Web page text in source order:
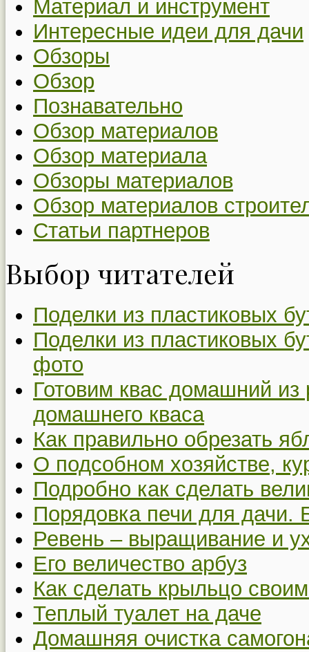
Материал и инструмент
Интересные идеи для дачи
Обзоры
Обзор
Познавательно
Обзор материалов
Обзор материала
Обзоры материалов
Обзор материалов
Статьи партнеров
Выбор читателей
Поделки из пластиковых
Поделки из пластиковых
фото
Готовим квас домашний
домашнего кваса
Как правильно обрезать
О подсобном хозяйстве,
Подробно как сделать
Порядовка печи для дачи.
Ревень – выращивание и
Его величество арбуз
Как сделать крыльцо
Теплый туалет на даче
Домашняя очистка